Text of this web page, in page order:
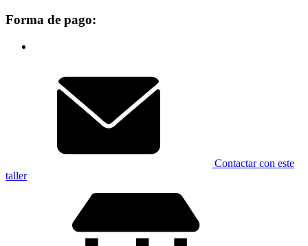
Forma de pago:
Contactar con este
taller